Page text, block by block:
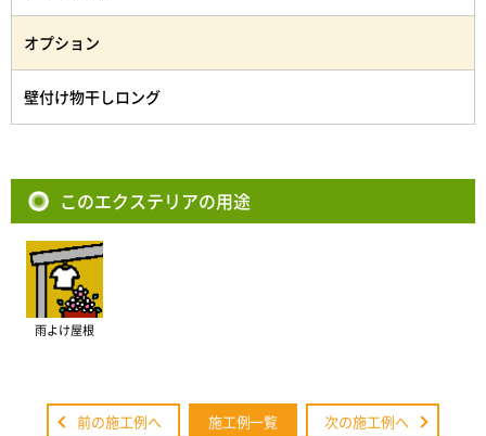
オプション
壁付け物干しロング
このエクステリアの用途
雨よけ屋根
前の施工例へ 施工例一覧 次の施工例へ